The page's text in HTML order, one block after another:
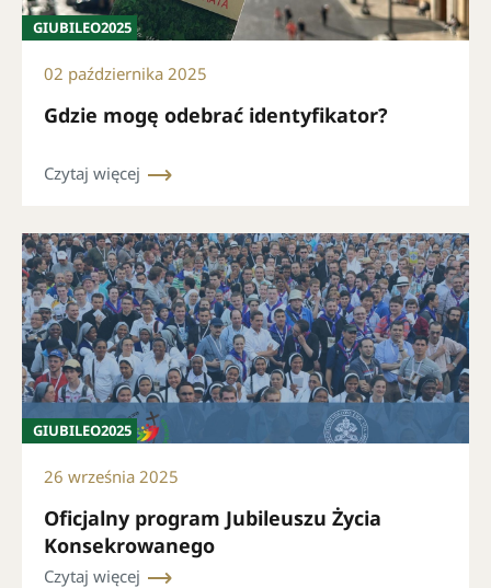
GIUBILEO2025
02 października 2025
Gdzie mogę odebrać identyfikator?
Czytaj więcej
GIUBILEO2025
26 września 2025
Oficjalny program Jubileuszu Życia
Konsekrowanego
Czytaj więcej